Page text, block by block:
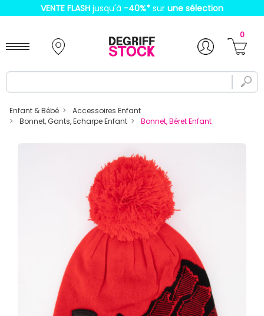
VENTE FLASH jusqu'à -40%* sur une sélection
0
Enfant & Bébé
Accessoires Enfant
Bonnet, Gants, Echarpe Enfant
Bonnet, Béret Enfant